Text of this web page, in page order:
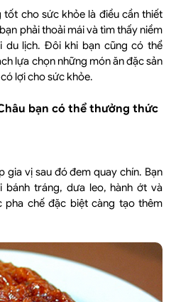
tốt cho sức khỏe là điều cần thiết
phải thoải mái và tìm thấy niềm
du lịch. Đôi khi bạn cũng có thể
lựa chọn những món ăn đặc sản
lợi cho sức khỏe.
bạn có thể thưởng thức
gia vị sau đó đem quay chín. Bạn
tráng, dưa leo, hành ớt và
pha chế đặc biệt càng tạo thêm